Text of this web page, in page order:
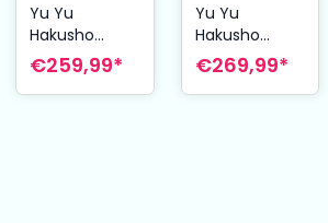
Yu Yu
Hakusho
Actionfigur
1/6 Yusuke
Urameshi 30
€259,99*
Yu Yu
Hakusho
Actionfigur
1/6 Hiei
(Luxury
€269,99*